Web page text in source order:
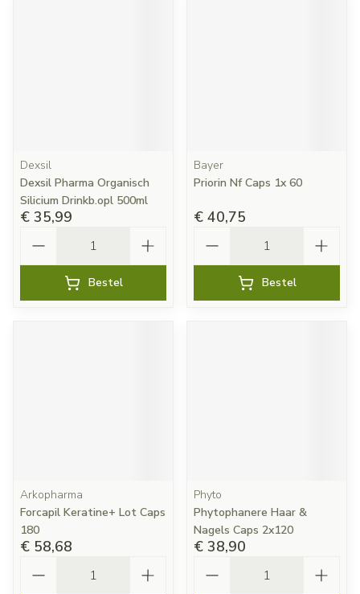
Dexsil
Dexsil Pharma Organisch
Silicium Drinkb.opl 500ml
€ 35,99
Bestel
Bayer
Priorin Nf Caps 1x 60
€ 40,75
Bestel
Arkopharma
Forcapil Keratine+ Lot Caps
180
€ 58,68
Phyto
Phytophanere Haar &
Nagels Caps 2x120
€ 38,90